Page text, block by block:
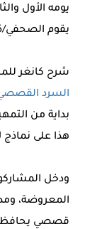
يومه الأول
يقوم الصحفي/ة
شرح كانغر
السرد القصصي
بداية من
هذا على نماذج
ودخل
المعروضة،
قصصي يحافظ